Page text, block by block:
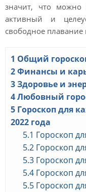
значит, что можно
активный и
свободное
1 Общий
2Финансы и
3Здоровье и
4Любовный
5 Гороскоп для
2022 года
5.1 Гороскоп
5.2 Гороскоп
5.3 Гороскоп
5.4 Гороскоп
5.5 Гороскоп